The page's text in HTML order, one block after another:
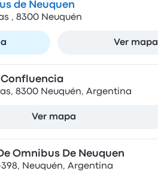
de Neuquen
, 8300 Neuquén
Ver mapa
8300 Neuquén, Argentina
Ver mapa
Omnibus De Neuquen
Neuquén, Argentina